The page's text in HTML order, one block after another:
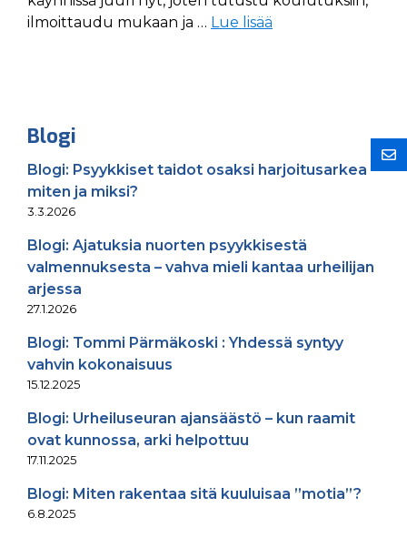
ilmoittaudu mukaan ja … Lue lisää
Blogi
Blogi: Psyykkiset taidot osaksi harjoitusarkea –
miten ja miksi?
3.3.2026
Blogi: Ajatuksia nuorten psyykkisestä
valmennuksesta – vahva mieli kantaa urheilijan
arjessa
27.1.2026
Blogi: Tommi Pärmäkoski : Yhdessä syntyy
vahvin kokonaisuus
15.12.2025
Blogi: Urheiluseuran ajansäästö – kun raamit
ovat kunnossa, arki helpottuu
17.11.2025
Blogi: Miten rakentaa sitä kuuluisaa ”motia”?
6.8.2025